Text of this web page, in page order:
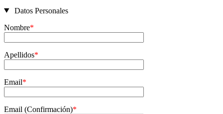
Datos Personales
Nombre*
Apellidos*
Email*
Email (Confirmación)*